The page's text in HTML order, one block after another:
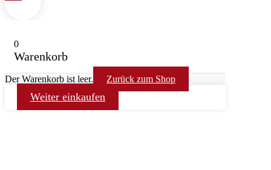
0
Warenkorb
Der Warenkorb ist leer. Zurück zum Shop
Weiter einkaufen